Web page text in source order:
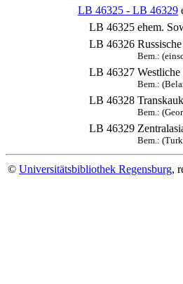
LB 46325 - LB 46329
LB 46325 ehem.
LB 46326
Bem.:
LB 46327 Westliche
Bem.:
LB 46328
Bem.:
LB 46329
Bem.:
© Universitätsbibliothek Regensburg,